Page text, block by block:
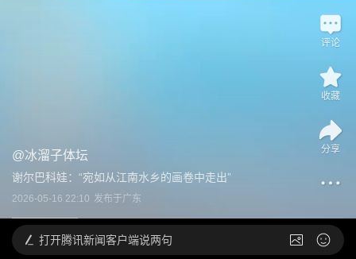
@冰溜子体坛
谢尔巴科娃：“宛如从江南水乡的画卷中走出”
2026-05-16 22:10 发布于广东
评论
收藏
分享
打开腾讯新闻客户端说两句